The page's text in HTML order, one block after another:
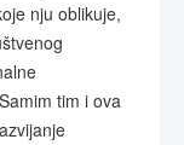
nju oblikuje,
tim i ova